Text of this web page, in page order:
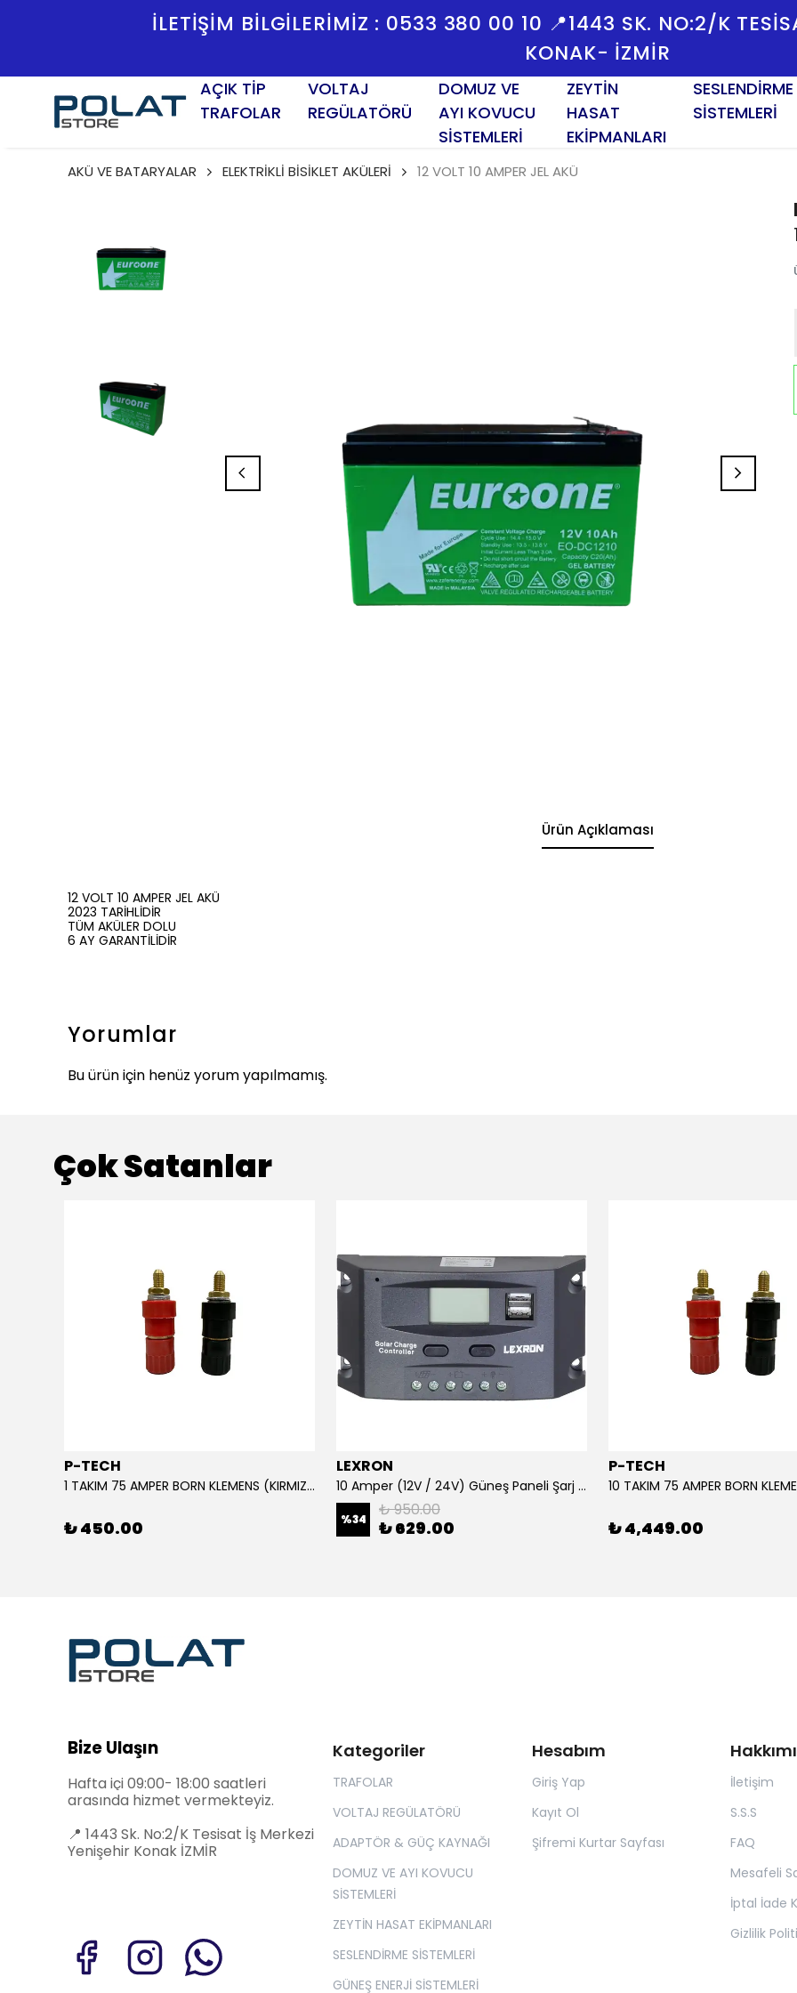
İLETİŞİM BİLGİLERİMİZ : 0533 380 00 10 📍1443 SK. NO:2/K
KONAK- İZMİR
AÇIK TİP
TRAFOLAR
VOLTAJ
REGÜLATÖRÜ
DOMUZ VE
AYI KOVUCU
SİSTEMLERİ
ZEYTİN
HASAT
EKİPMANLARI
SESLENDİRME
SİSTEMLERİ
AKÜ VE BATARYALAR ELEKTRİKLİ BİSİKLET AKÜLERİ 12 VOLT 10 AMPER JEL AKÜ
Ürün Açıklaması
12 VOLT 10 AMPER JEL AKÜ
2023 TARİHLİDİR
TÜM AKÜLER DOLU
6 AY GARANTİLİDİR
Yorumlar
Bu ürün için henüz yorum yapılmamış.
Çok Satanlar
P-TECH
1 TAKIM 75 AMPER BORN KLEMENS (KIRMIZI-SİYAH)
₺ 450.00
LEXRON
10 Amper (12V / 24V) Güneş Paneli Şarj Kontrol Cihazı
%34 ₺ 950.00
₺ 629.00
P-TECH
₺ 4,449.00
Kategoriler
TRAFOLAR
VOLTAJ REGÜLATÖRÜ
ADAPTÖR & GÜÇ KAYNAĞI
DOMUZ VE AYI KOVUCU
SİSTEMLERİ
ZEYTİN HASAT EKİPMANLARI
SESLENDİRME SİSTEMLERİ
GÜNEŞ ENERJİ SİSTEMLERİ
Hesabım
Giriş Yap
Kayıt Ol
Şifremi Kurtar Sayfası
İletişim
S.S.S
FAQ
Mesafeli
İptal İade
Gizlilik
Bize Ulaşın
Hafta içi 09:00- 18:00 saatleri
arasında hizmet vermekteyiz.
📍 1443 Sk. No:2/K Tesisat İş Merkezi
Yenişehir Konak İZMİR